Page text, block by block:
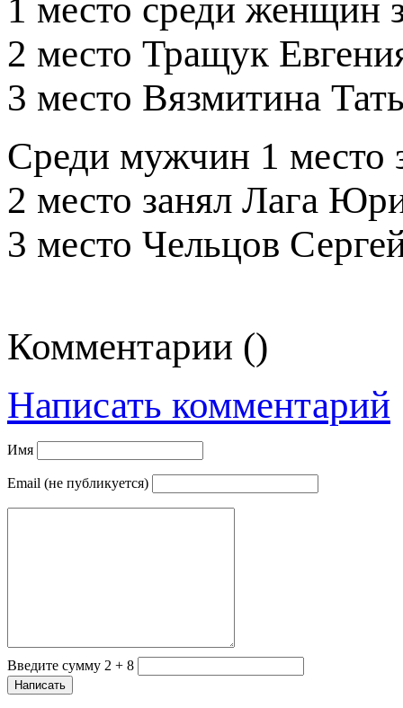
1 место среди женщин
2 место Тращук
3 место Вязмитина
Среди мужчин 1 место
2 место занял Лага
3 место Чельцов
Комментарии ()
Написать комментарий
Имя
Email (не публикуется)
Введите сумму 2 + 8